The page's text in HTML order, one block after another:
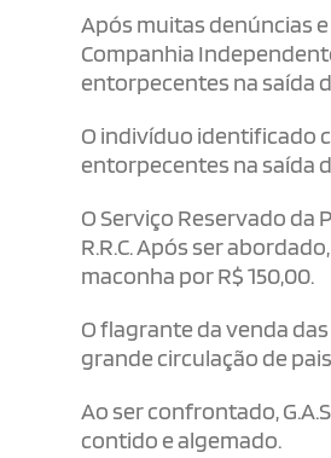
Após muitas denúncias
Companhia
entorpecentes na saída
O indivíduo identificado
entorpecentes na saída
O Serviço Reservado da
R.R.C. Após ser
maconha por R$ 150,00.
O flagrante da venda
grande circulação de
Ao ser confrontado,
contido e algemado.